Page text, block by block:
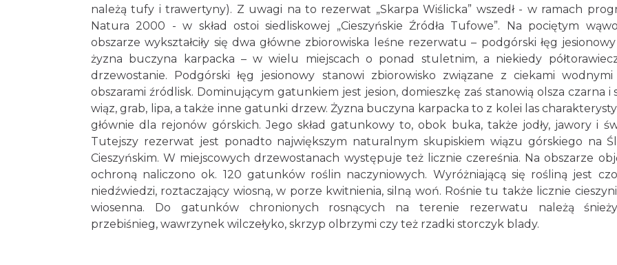
należą tufy i trawertyny). Z uwagi na to rezerwat „Skarpa Wiślicka” wszedł - w ramach
Natura 2000 - w skład ostoi siedliskowej „Cieszyńskie Źródła Tufowe”. Na pociętym
obszarze wykształciły się dwa główne zbiorowiska leśne rezerwatu – podgórski łęg
żyzna buczyna karpacka – w wielu miejscach o ponad stuletnim, a niekiedy
drzewostanie. Podgórski łęg jesionowy stanowi zbiorowisko związane z ciekami wodnymi
obszarami źródlisk. Dominującym gatunkiem jest jesion, domieszkę zaś stanowią olsza czarna i
wiąz, grab, lipa, a także inne gatunki drzew. Żyzna buczyna karpacka to z kolei las
głównie dla rejonów górskich. Jego skład gatunkowy to, obok buka, także jodły, jawory i
Tutejszy rezerwat jest ponadto największym naturalnym skupiskiem wiązu górskiego na
Cieszyńskim. W miejscowych drzewostanach występuje też licznie czereśnia. Na obszarze
ochroną naliczono ok. 120 gatunków roślin naczyniowych. Wyróżniającą się rośliną jest
niedźwiedzi, roztaczający wiosną, w porze kwitnienia, silną woń. Rośnie tu także licznie
wiosenna. Do gatunków chronionych rosnących na terenie rezerwatu należą
przebiśnieg, wawrzynek wilczełyko, skrzyp olbrzymi czy też rzadki storczyk blady.